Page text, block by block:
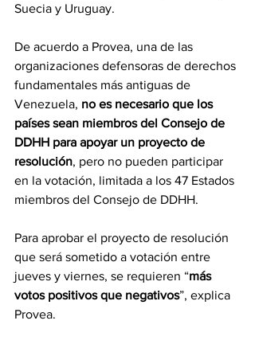
Suecia y Uruguay.
De acuerdo a Provea, una de las
organizaciones defensoras de derechos
fundamentales más antiguas de
Venezuela, no es necesario que los
países sean miembros del Consejo de
DDHH para apoyar un proyecto de
resolución, pero no pueden participar
en la votación, limitada a los 47 Estados
miembros del Consejo de DDHH.
Para aprobar el proyecto de resolución
que será sometido a votación entre
jueves y viernes, se requieren “más
votos positivos que negativos”, explica
Provea.